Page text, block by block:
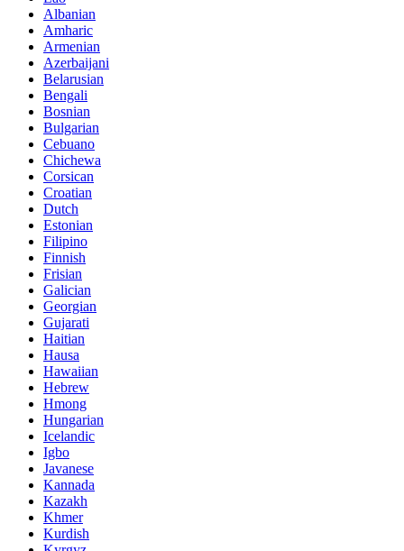
Albanian
Amharic
Armenian
Azerbaijani
Belarusian
Bengali
Bosnian
Bulgarian
Cebuano
Chichewa
Corsican
Croatian
Dutch
Estonian
Filipino
Finnish
Frisian
Galician
Georgian
Gujarati
Haitian
Hausa
Hawaiian
Hebrew
Hmong
Hungarian
Icelandic
Igbo
Javanese
Kannada
Kazakh
Khmer
Kurdish